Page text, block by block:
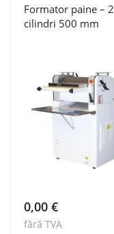
Formator paine – 2
cilindri 500 mm
0,00 €
fără TVA